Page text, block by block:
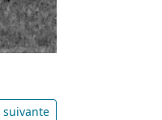
suivante